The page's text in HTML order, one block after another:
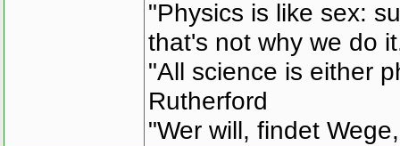
"Physics is like sex:
that's not why we do
"All science is either
Rutherford
"Wer will, findet